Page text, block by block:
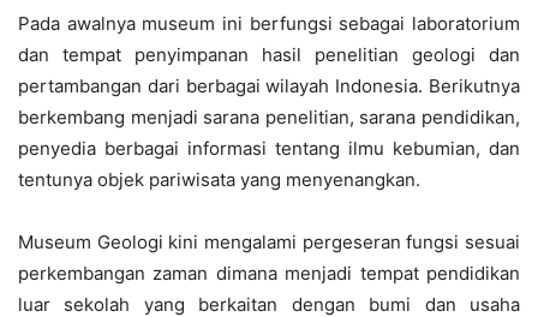
Pada awalnya museum ini berfungsi sebagai laboratorium
dan tempat penyimpanan hasil penelitian geologi dan
pertambangan dari berbagai wilayah Indonesia. Berikutnya
berkembang menjadi sarana penelitian, sarana pendidikan,
penyedia berbagai informasi tentang ilmu kebumian, dan
tentunya objek pariwisata yang menyenangkan.
Museum Geologi kini mengalami pergeseran fungsi sesuai
perkembangan zaman dimana menjadi tempat pendidikan
luar sekolah yang berkaitan dengan bumi dan usaha